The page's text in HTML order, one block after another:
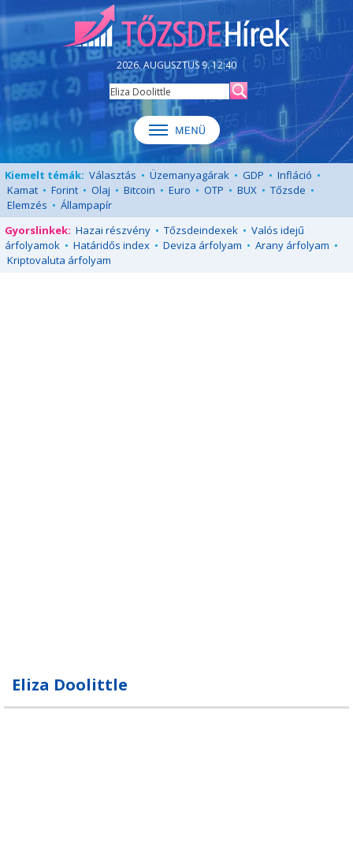
2026. AUGUSZTUS 9. 12:40
Kiemelt témák: Választás • Üzemanyagárak • GDP • Infláció •
Kamat • Forint • Olaj • Bitcoin • Euro • OTP • BUX • Tőzsde •
Elemzés • Állampapír
Gyorslinkek: Hazai részvény • Tőzsdeindexek • Valós idejű
árfolyamok • Határidős index • Deviza árfolyam • Arany árfolyam •
Kriptovaluta árfolyam
Eliza Doolittle